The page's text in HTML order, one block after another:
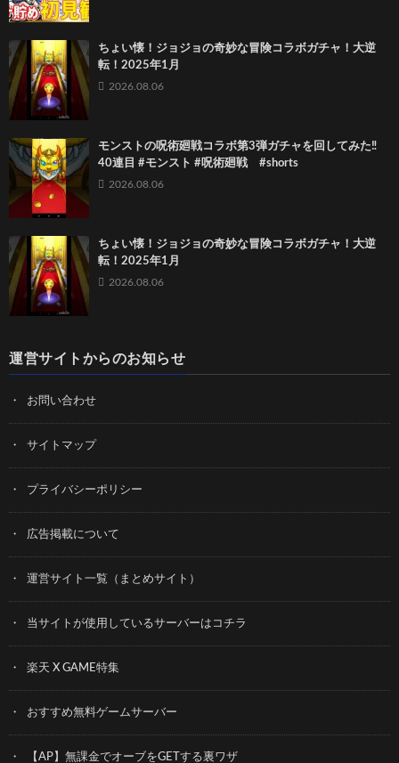
ちょい懐！ジョジョの奇妙な冒険コラボガチャ！大逆
転！2025年1月
2026.08.06
モンストの呪術廻戦コラボ第3弾ガチャを回してみた‼️
40連目 #モンスト #呪術廻戦 #shorts
2026.08.06
ちょい懐！ジョジョの奇妙な冒険コラボガチャ！大逆
転！2025年1月
2026.08.06
運営サイトからのお知らせ
お問い合わせ
サイトマップ
プライバシーポリシー
広告掲載について
運営サイト一覧（まとめサイト）
当サイトが使用しているサーバーはコチラ
楽天 X GAME特集
おすすめ無料ゲームサーバー
【AP】無課金でオーブをGETする裏ワザ